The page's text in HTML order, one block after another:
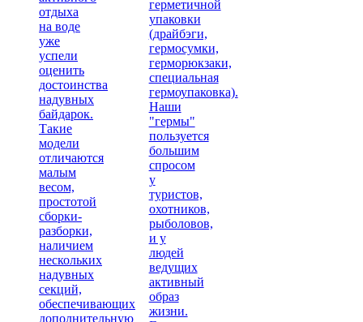
отдыха
на воде
уже
успели
оценить
достоинства
надувных
байдарок.
Такие
модели
отличаются
малым
весом,
простотой
сборки-
разборки,
наличием
нескольких
надувных
секций,
обеспечивающих
дополнительную
герметичной
упаковки
(драйбэги,
гермосумки,
герморюкзаки,
специальная
гермоупаковка).
Наши
"гермы"
пользуется
большим
спросом
у
туристов,
охотников,
рыболовов,
и у
людей
ведущих
активный
образ
жизни.